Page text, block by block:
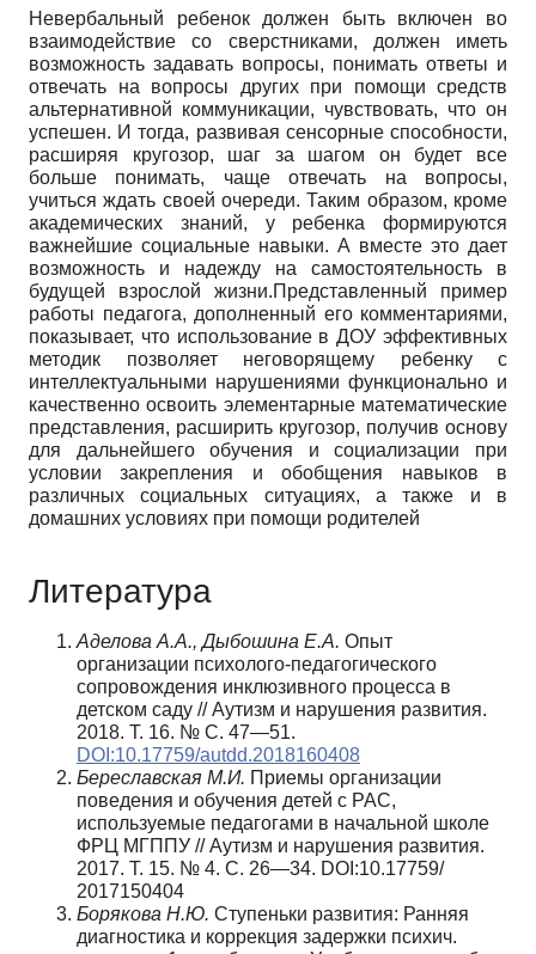
Невербальный ребенок должен быть включен во
взаимодействие со сверстниками, должен иметь
возможность задавать вопросы, понимать ответы и
отвечать на вопросы других при помощи средств
альтернативной коммуникации, чувствовать, что он
успешен. И тогда, развивая сенсорные способности,
расширяя кругозор, шаг за шагом он будет все
больше понимать, чаще отвечать на вопросы,
учиться ждать своей очереди. Таким образом, кроме
академических знаний, у ребенка формируются
важнейшие социальные навыки. А вместе это дает
возможность и надежду на самостоятельность в
будущей взрослой жизни.Представленный пример
работы педагога, дополненный его комментариями,
показывает, что использование в ДОУ эффективных
методик позволяет неговорящему ребенку с
интеллектуальными нарушениями функционально и
качественно освоить элементарные математические
представления, расширить кругозор, получив основу
для дальнейшего обучения и социализации при
условии закрепления и обобщения навыков в
различных социальных ситуациях, а также и в
домашних условиях при помощи родителей
Литература
Аделова А.А., Дыбошина Е.А. Опыт
организации психолого-педагогического
сопровождения инклюзивного процесса в
детском саду // Аутизм и нарушения развития.
2018. Т. 16. № С. 47—51.
DOI:10.17759/autdd.2018160408
Береславская М.И. Приемы организации
поведения и обучения детей с РАС,
используемые педагогами в начальной школе
ФРЦ МГППУ // Аутизм и нарушения развития.
2017. Т. 15. № 4. С. 26—34. DOI:10.17759/
2017150404
Борякова Н.Ю. Ступеньки развития: Ранняя
диагностика и коррекция задержки психич.